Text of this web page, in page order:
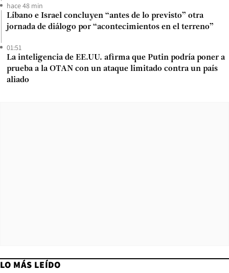
hace 48 min
Líbano e Israel concluyen “antes de lo previsto” otra
jornada de diálogo por “acontecimientos en el terreno”
01:51
La inteligencia de EE.UU. afirma que Putin podría poner a
prueba a la OTAN con un ataque limitado contra un país
aliado
LO MÁS LEÍDO